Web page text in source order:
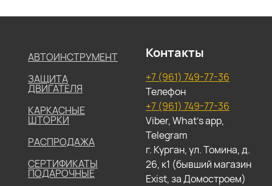
АВТОИНСТРУМЕНТ
ЗАЩИТА
ДВИГАТЕЛЯ
КАРКАСНЫЕ
ШТОРКИ
РАСПРОДАЖА
СЕРТИФИКАТЫ
ПОДАРОЧНЫЕ
Контакты
+7 (961) 749-77-36
Телефон
+7 (961) 749-77-36
Viber, What's app,
Telegram
г. Курган, ул. Томина, д.
26, к1 (бывший магазин
Exist, за Домостроем)